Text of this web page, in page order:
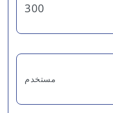
300
مستخدم